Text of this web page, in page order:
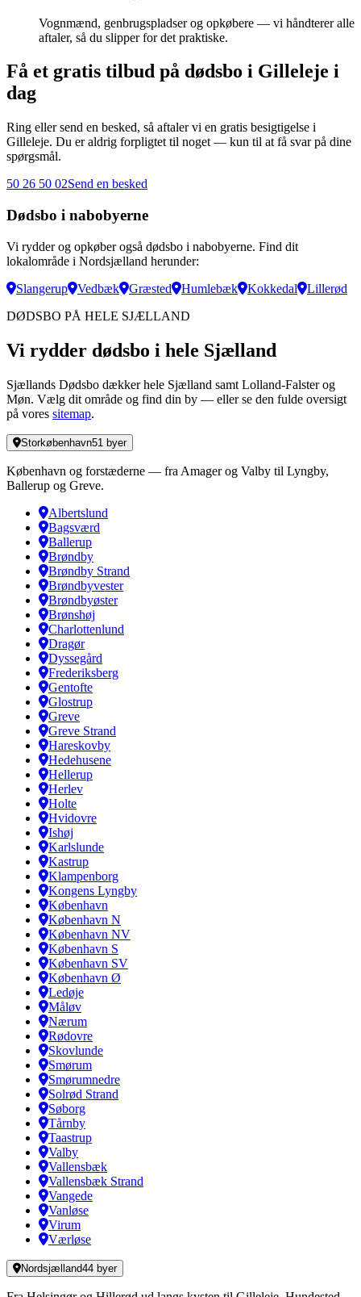
Vognmænd, genbrugspladser og opkøbere — vi håndterer alle
aftaler, så du slipper for det praktiske.
Få et gratis tilbud på dødsbo i Gilleleje i
dag
Ring eller send en besked, så aftaler vi en gratis besigtigelse i
Gilleleje. Du er aldrig forpligtet til noget — kun til at få svar på dine
spørgsmål.
50 26 50 02Send en besked
Dødsbo i nabobyerne
Vi rydder og opkøber også dødsbo i nabobyerne. Find dit
lokalområde i Nordsjælland herunder:
Slangerup
Vedbæk Græsted Humlebæk Kokkedal
Lillerød
DØDSBO PÅ HELE SJÆLLAND
Vi rydder dødsbo i hele Sjælland
Sjællands Dødsbo dækker hele Sjælland samt Lolland-Falster og
Møn. Vælg dit område og find din by — eller se den fulde oversigt
på vores sitemap.
Storkøbenhavn51 byer
København og forstæderne — fra Amager og Valby til Lyngby,
Ballerup og Greve.
Albertslund
Bagsværd
Ballerup
Brøndby
Brøndby Strand
Brøndbyvester
Brøndbyøster
Brønshøj
Charlottenlund
Dragør
Dyssegård
Frederiksberg
Gentofte
Glostrup
Greve
Greve Strand
Hareskovby
Hedehusene
Hellerup
Herlev
Holte
Hvidovre
Ishøj
Karlslunde
Kastrup
Klampenborg
Kongens Lyngby
København
København N
København NV
København S
København SV
København Ø
Ledøje
Måløv
Nærum
Rødovre
Skovlunde
Smørum
Smørumnedre
Solrød Strand
Søborg
Tårnby
Taastrup
Valby
Vallensbæk
Vallensbæk Strand
Vangede
Vanløse
Virum
Værløse
Nordsjælland44 byer